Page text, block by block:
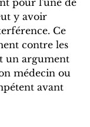
y avoir
Ce
contre les
un argument
médecin ou
avant